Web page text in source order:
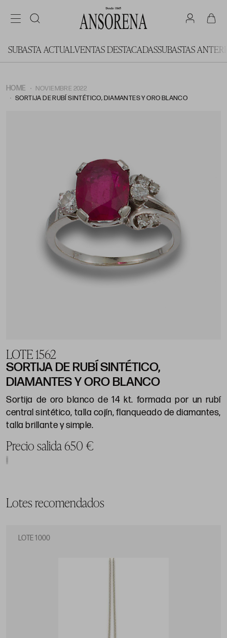
SUBASTA ACTUALVENTAS DESTACADASSUBASTAS
HOME
NOVIEMBRE 2022
SORTIJA DE RUBÍ SINTÉTICO, DIAMANTES Y ORO BLANCO
LOTE 1562
SORTIJA DE RUBÍ SINTÉTICO,
DIAMANTES Y ORO BLANCO
Sortija de oro blanco de 14 kt. formada por un rubí
central sintético, talla cojín, flanqueado de diamantes,
talla brillante y simple.
Precio salida 650 €
Lotes recomendados
LOTE 1000